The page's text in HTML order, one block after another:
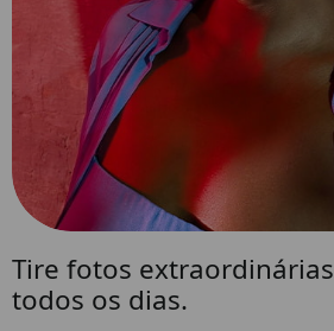
Tire fotos extraordinárias
todos os dias.